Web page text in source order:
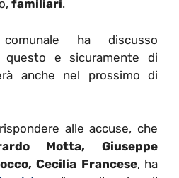
familiari.
ha discusso
questo e sicuramente di
anche nel prossimo di
alle accuse, che
Motta, Giuseppe
Cecilia Francese, ha